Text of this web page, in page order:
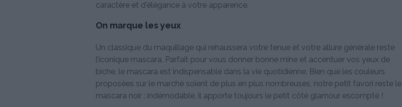
caractère et d'élégance à votre apparence.
On marque les yeux
Un classique du maquillage qui rehaussera votre tenue et votre allure générale reste
l’iconique mascara. Parfait pour vous donner bonne mine et accentuer vos yeux de
biche, le mascara est indispensable dans la vie quotidienne. Bien que les couleurs
proposées sur le marché soient de plus en plus nombreuses, notre petit favori reste le
mascara noir : indémodable, il apporte toujours le petit côté glamour escompté !